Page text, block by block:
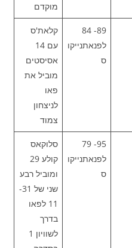
מוקדם
89- 84
לפנאתנייקו
ס
קלאת'ס
עם 14
אסיסטים
מוביל את
פאו
לניצחון
צמוד
95- 79
לפנאתנייקו
ס
סלוקאס
קולע 29
ומוביל רבע
שני של 31-
11 לפאו
בדרך
לשוויון 1